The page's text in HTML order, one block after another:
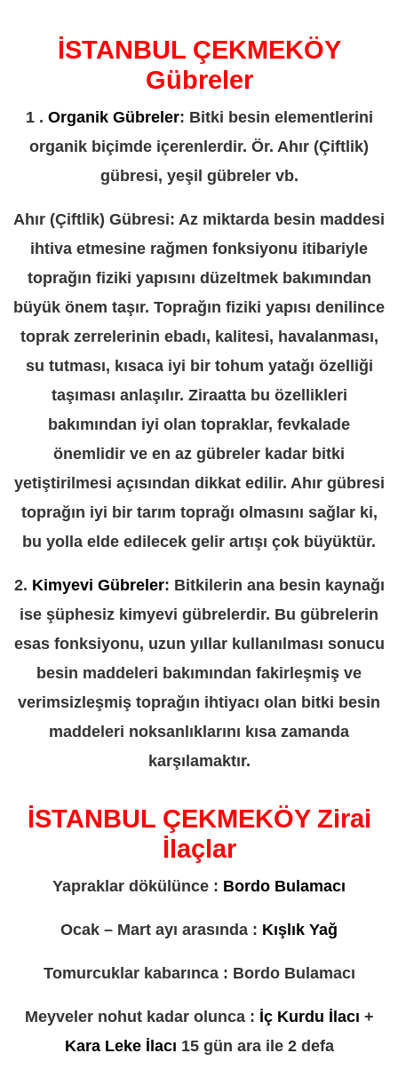
İSTANBUL ÇEKMEKÖY
Gübreler
1 . Organik Gübreler: Bitki besin elementlerini
organik biçimde içerenlerdir. Ör. Ahır (Çiftlik)
gübresi, yeşil gübreler vb.
Ahır (Çiftlik) Gübresi: Az miktarda besin maddesi
ihtiva etmesine rağmen fonksiyonu itibariyle
toprağın fiziki yapısını düzeltmek bakımından
büyük önem taşır. Toprağın fiziki yapısı denilince
toprak zerrelerinin ebadı, kalitesi, havalanması,
su tutması, kısaca iyi bir tohum yatağı özelliği
taşıması anlaşılır. Ziraatta bu özellikleri
bakımından iyi olan topraklar, fevkalade
önemlidir ve en az gübreler kadar bitki
yetiştirilmesi açısından dikkat edilir. Ahır gübresi
toprağın iyi bir tarım toprağı olmasını sağlar ki,
bu yolla elde edilecek gelir artışı çok büyüktür.
2. Kimyevi Gübreler: Bitkilerin ana besin kaynağı
ise şüphesiz kimyevi gübrelerdir. Bu gübrelerin
esas fonksiyonu, uzun yıllar kullanılması sonucu
besin maddeleri bakımından fakirleşmiş ve
verimsizleşmiş toprağın ihtiyacı olan bitki besin
maddeleri noksanlıklarını kısa zamanda
karşılamaktır.
İSTANBUL ÇEKMEKÖY Zirai
İlaçlar
Yapraklar dökülünce : Bordo Bulamacı
Ocak – Mart ayı arasında : Kışlık Yağ
Tomurcuklar kabarınca : Bordo Bulamacı
Meyveler nohut kadar olunca : İç Kurdu İlacı +
Kara Leke İlacı 15 gün ara ile 2 defa